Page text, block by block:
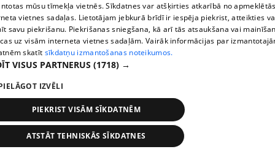
pirms 1 nedēļas, 2 dienām
Ogas un sēnes šogad dārgākas, bet uzpirkšanas
punktos to krietni mazāk
409. epizode
mūsu tīmekļa vietnēs. Sīkdatnes var atšķirties atkarībā no
vietnes sadaļas. Lietotājam jebkurā brīdī ir iespēja piekrist, atteikties
savu piekrišanu. Piekrišanas sniegšana, kā arī tās atsaukšana vai
uz visām interneta vietnes sadaļām. Vairāk informācijas par
skatīt sīkdatņu izmantošanas noteikumos.
VISUS PARTNERUS (1718) →
IZVĒLI
PIEKRIST VISĀM SĪKDATNĒM
ATSTĀT TEHNISKĀS SĪKDATNES